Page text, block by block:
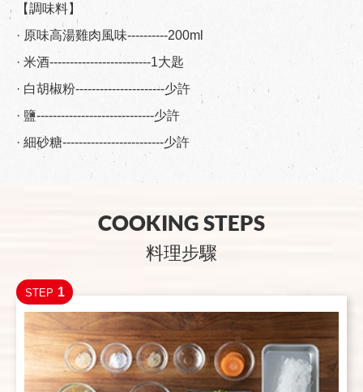
【調味料】
· 原味高湯雞肉風味----------200ml
· 米酒-------------------------1大匙
· 白胡椒粉----------------------少許
· 鹽-----------------------------少許
· 細砂糖-------------------------少許
COOKING STEPS
料理步驟
STEP 1